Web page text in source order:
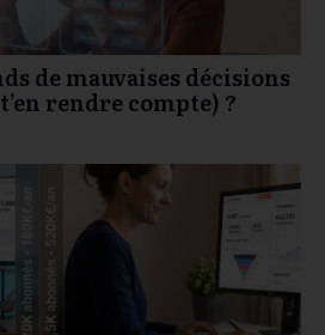
de mauvaises décisions
rendre compte) ?